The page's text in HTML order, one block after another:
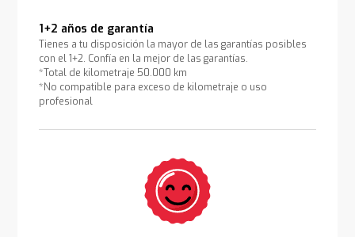
1+2 años de garantía
Tienes a tu disposición la mayor de las garantías posibles
con el 1+2. Confía en la mejor de las garantías.
*Total de kilometraje 50.000 km
*No compatible para exceso de kilometraje o uso
profesional